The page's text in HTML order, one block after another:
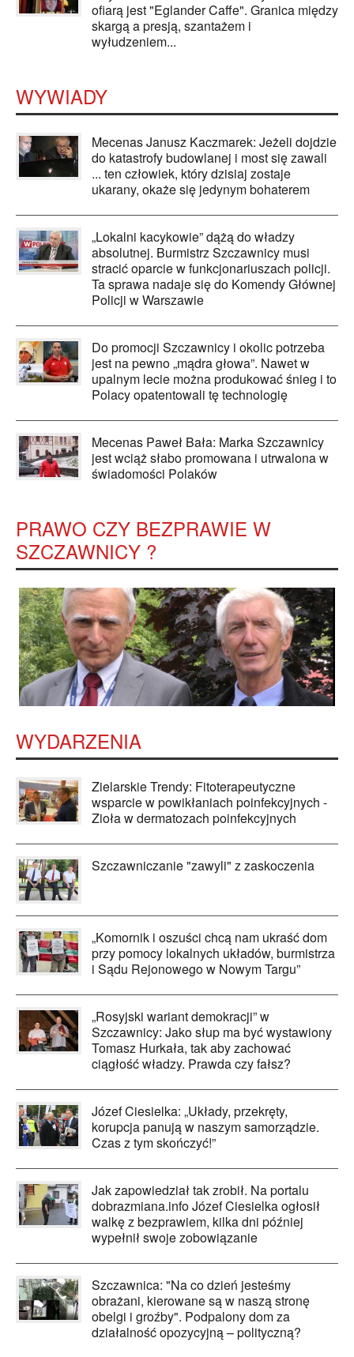
ofiarą jest "Eglander Caffe". Granica między
skargą a presją, szantażem i
wyłudzeniem...
WYWIADY
Mecenas Janusz Kaczmarek: Jeżeli dojdzie
do katastrofy budowlanej i most się zawali
... ten człowiek, który dzisiaj zostaje
ukarany, okaże się jedynym bohaterem
„Lokalni kacykowie” dążą do władzy
absolutnej. Burmistrz Szczawnicy musi
stracić oparcie w funkcjonariuszach policji.
Ta sprawa nadaje się do Komendy Głównej
Policji w Warszawie
Do promocji Szczawnicy i okolic potrzeba
jest na pewno „mądra głowa”. Nawet w
upalnym lecie można produkować śnieg i to
Polacy opatentowali tę technologię
Mecenas Paweł Bała: Marka Szczawnicy
jest wciąż słabo promowana i utrwalona w
świadomości Polaków
PRAWO CZY BEZPRAWIE W
SZCZAWNICY ?
WYDARZENIA
Zielarskie Trendy: Fitoterapeutyczne
wsparcie w powikłaniach poinfekcyjnych -
Zioła w dermatozach poinfekcyjnych
Szczawniczanie "zawyli" z zaskoczenia
„Komornik i oszuści chcą nam ukraść dom
przy pomocy lokalnych układów, burmistrza
i Sądu Rejonowego w Nowym Targu”
„Rosyjski wariant demokracji” w
Szczawnicy: Jako słup ma być wystawiony
Tomasz Hurkała, tak aby zachować
ciągłość władzy. Prawda czy fałsz?
Józef Ciesielka: „Układy, przekręty,
korupcja panują w naszym samorządzie.
Czas z tym skończyć!”
Jak zapowiedział tak zrobił. Na portalu
dobrazmiana.info Józef Ciesielka ogłosił
walkę z bezprawiem, kilka dni później
wypełnił swoje zobowiązanie
Szczawnica: "Na co dzień jesteśmy
obrażani, kierowane są w naszą stronę
obelgi i groźby". Podpalony dom za
działalność opozycyjną – polityczną?